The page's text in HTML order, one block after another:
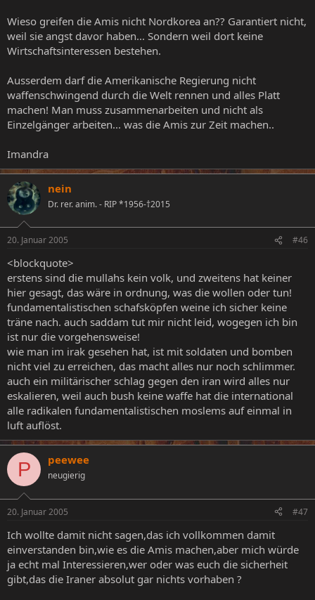
Wieso greifen die Amis nicht Nordkorea an?? Garantiert nicht,
weil sie angst davor haben... Sondern weil dort keine
Wirtschaftsinteressen bestehen.
Ausserdem darf die Amerikanische Regierung nicht
waffenschwingend durch die Welt rennen und alles Platt
machen! Man muss zusammenarbeiten und nicht als
Einzelgänger arbeiten... was die Amis zur Zeit machen..
Imandra
nein
Dr. rer. anim. - RIP *1956-†2015
20. Januar 2005 #46
<blockquote>
erstens sind die mullahs kein volk, und zweitens hat keiner
hier gesagt, das wäre in ordnung, was die wollen oder tun!
fundamentalistischen schafsköpfen weine ich sicher keine
träne nach. auch saddam tut mir nicht leid, wogegen ich bin
ist nur die vorgehensweise!
wie man im irak gesehen hat, ist mit soldaten und bomben
nicht viel zu erreichen, das macht alles nur noch schlimmer.
auch ein militärischer schlag gegen den iran wird alles nur
eskalieren, weil auch bush keine waffe hat die international
alle radikalen fundamentalistischen moslems auf einmal in
luft auflöst.
P peewee
neugierig
20. Januar 2005 #47
Ich wollte damit nicht sagen,das ich vollkommen damit
einverstanden bin,wie es die Amis machen,aber mich würde
ja echt mal Interessieren,wer oder was euch die sicherheit
gibt,das die Iraner absolut gar nichts vorhaben ?